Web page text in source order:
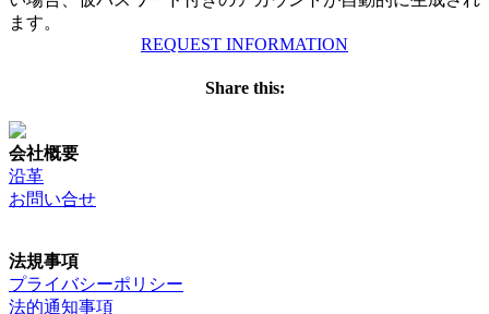
ます。
REQUEST INFORMATION
Share this:
会社概要
沿革
お問い合せ
法規事項
プライバシーポリシー
法的通知事項